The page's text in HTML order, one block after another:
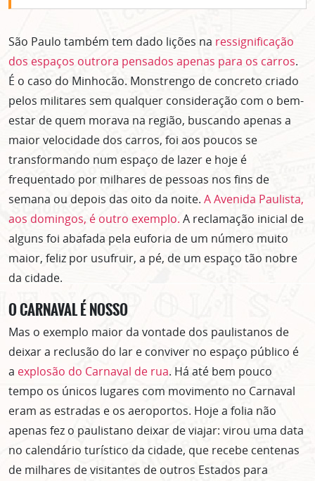
São Paulo também tem dado lições na ressignificação
dos espaços outrora pensados apenas para os carros.
É o caso do Minhocão. Monstrengo de concreto criado
pelos militares sem qualquer consideração com o bem-
estar de quem morava na região, buscando apenas a
maior velocidade dos carros, foi aos poucos se
transformando num espaço de lazer e hoje é
frequentado por milhares de pessoas nos fins de
semana ou depois das oito da noite. A Avenida Paulista,
aos domingos, é outro exemplo. A reclamação inicial de
alguns foi abafada pela euforia de um número muito
maior, feliz por usufruir, a pé, de um espaço tão nobre
da cidade.
O CARNAVAL É NOSSO
Mas o exemplo maior da vontade dos paulistanos de
deixar a reclusão do lar e conviver no espaço público é
a explosão do Carnaval de rua. Há até bem pouco
tempo os únicos lugares com movimento no Carnaval
eram as estradas e os aeroportos. Hoje a folia não
apenas fez o paulistano deixar de viajar: virou uma data
no calendário turístico da cidade, que recebe centenas
de milhares de visitantes de outros Estados para